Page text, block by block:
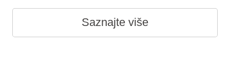
Saznajte više